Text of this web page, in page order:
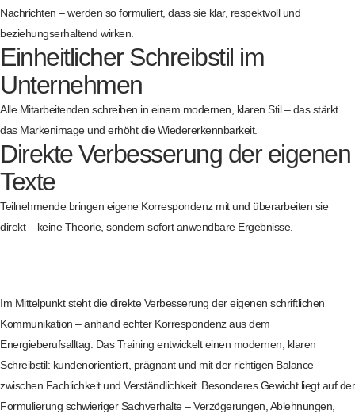
Nachrichten – werden so formuliert, dass sie klar, respektvoll und
beziehungserhaltend wirken.
Einheitlicher Schreibstil im
Unternehmen
Alle Mitarbeitenden schreiben in einem modernen, klaren Stil – das stärkt
das Markenimage und erhöht die Wiedererkennbarkeit.
Direkte Verbesserung der eigenen
Texte
Teilnehmende bringen eigene Korrespondenz mit und überarbeiten sie
direkt – keine Theorie, sondern sofort anwendbare Ergebnisse.
Im Mittelpunkt steht die direkte Verbesserung der eigenen schriftlichen
Kommunikation – anhand echter Korrespondenz aus dem
Energieberufsalltag. Das Training entwickelt einen modernen, klaren
Schreibstil: kundenorientiert, prägnant und mit der richtigen Balance
zwischen Fachlichkeit und Verständlichkeit. Besonderes Gewicht liegt auf der
Formulierung schwieriger Sachverhalte – Verzögerungen, Ablehnungen,